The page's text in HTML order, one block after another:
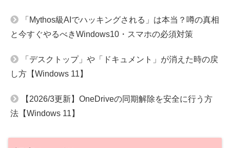
「Mythos級AIでハッキングされる」は本当？噂の真相
と今すぐやるべきWindows10・スマホの必須対策
「デスクトップ」や「ドキュメント」が消えた時の戻
し方【Windows 11】
【2026/3更新】OneDriveの同期解除を安全に行う方
法【Windows 11】